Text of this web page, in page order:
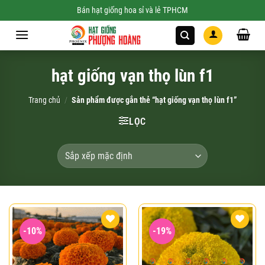
to
content
Bán hạt giống hoa sỉ và lẻ TPHCM
hạt giống vạn thọ lùn f1
Trang chủ / Sản phẩm được gắn thẻ “hạt giống vạn thọ lùn f1”
LỌC
-10%
Add to
-19%
Add to